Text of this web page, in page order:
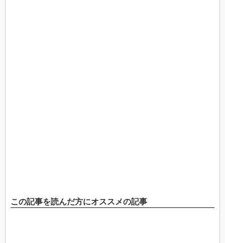
この記事を読んだ方にオススメの記事